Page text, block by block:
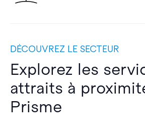
DÉCOUVREZ LE SECTEUR
Explorez les
attraits à
Prisme